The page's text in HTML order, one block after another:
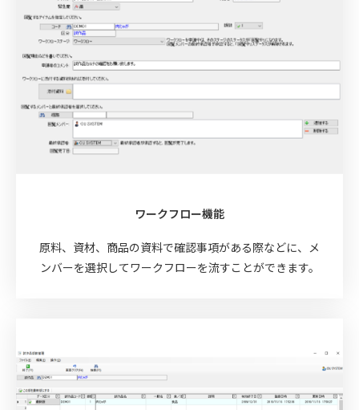
ワークフロー機能
原料、資材、商品の資料で確認事項がある際などに、メ
ンバーを選択してワークフローを流すことができます。